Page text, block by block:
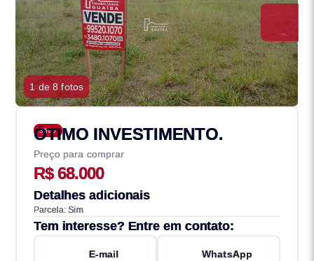
1 de 8 fotos
3696
ÓTIMO INVESTIMENTO.
Preço para comprar
R$ 68.000
Detalhes adicionais
Parcela: Sim
Tem interesse? Entre em contato:
E-mail WhatsApp